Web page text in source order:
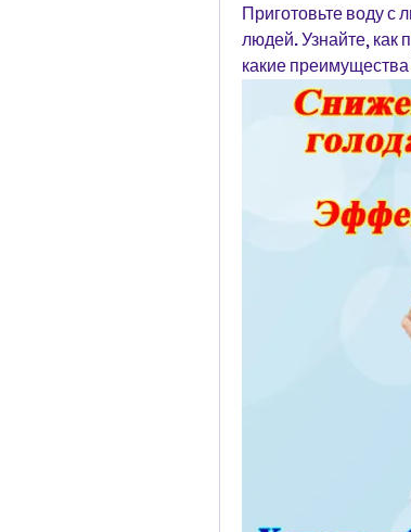
Приготовьте воду с
людей. Узнайте, как
какие